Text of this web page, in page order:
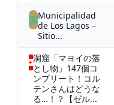
Municipalidad
de Los Lagos –
Sitio...
洞窟「マヨイの落
とし物」147個コ
ンプリート！コル
テンさんはどうな
る…！？【ゼル...